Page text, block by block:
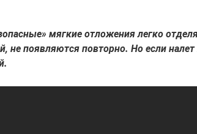
мягкие отложения легко
не появляются повторно. Но если